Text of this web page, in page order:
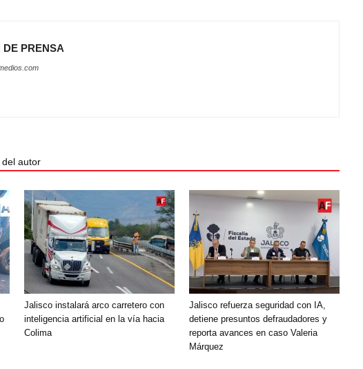
DE PRENSA
del autor
Jalisco instalará arco carretero con
inteligencia artificial en la vía hacia
Colima
Jalisco refuerza seguridad con IA,
detiene presuntos defraudadores y
reporta avances en caso Valeria
Márquez